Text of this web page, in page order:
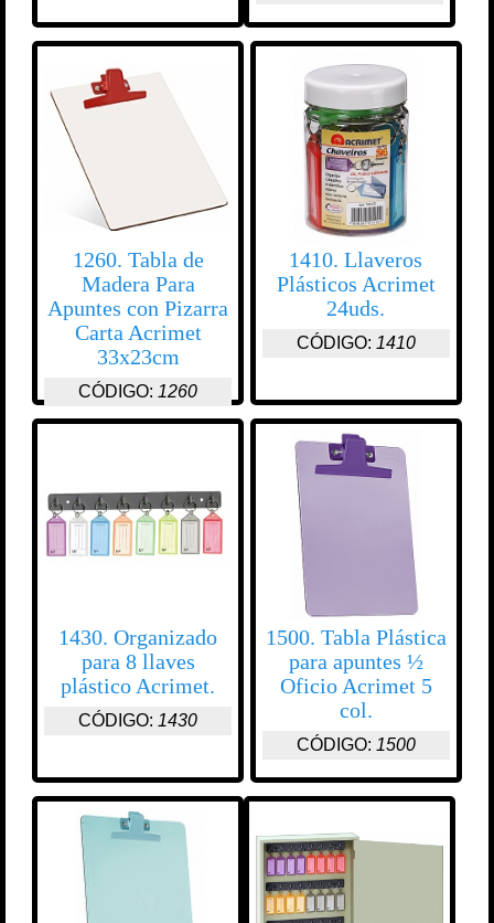
1260. Tabla de
Madera Para
Apuntes con Pizarra
Carta Acrimet
33x23cm
CÓDIGO: 1260
1410. Llaveros
Plásticos Acrimet
24uds.
CÓDIGO: 1410
1430. Organizado
para 8 llaves
plástico Acrimet.
CÓDIGO: 1430
1500. Tabla Plástica
para apuntes ½
Oficio Acrimet 5
col.
CÓDIGO: 1500